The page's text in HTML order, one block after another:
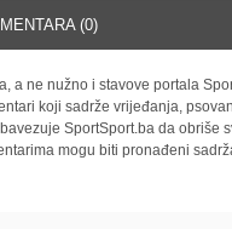
(0)
a ne nužno i stavove portala
koji sadrže vrijeđanja,
SportSport.ba da obriše
mogu biti pronađeni